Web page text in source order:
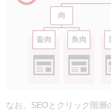
なお、SEOとクリック階層